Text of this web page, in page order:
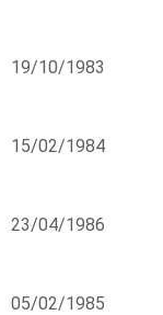
19/10/1983
15/02/1984
23/04/1986
05/02/1985